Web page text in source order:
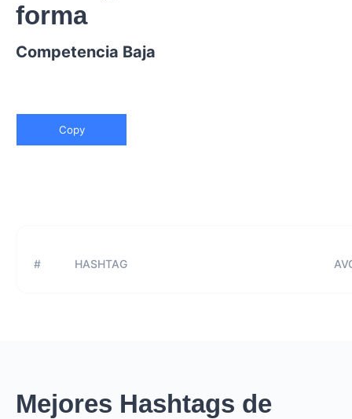
forma
Competencia Baja
Copy
# HASHTAG
Mejores Hashtags de